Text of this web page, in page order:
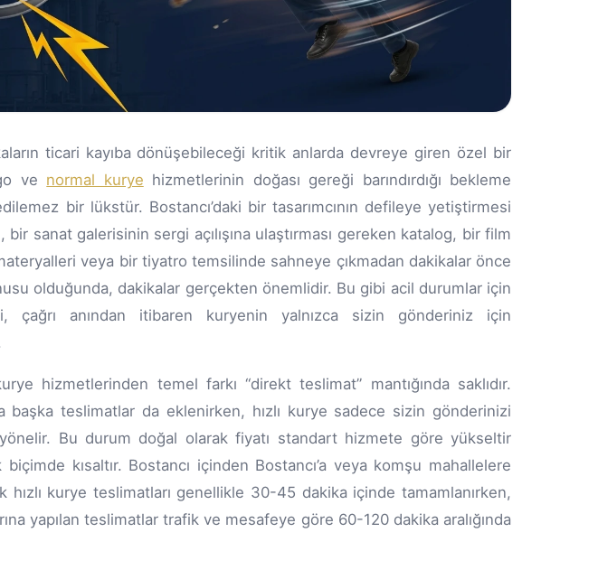
ticari kayıba dönüşebileceği kritik anlarda devreye giren özel bir
ve normal kurye hizmetlerinin doğası gereği barındırdığı bekleme
bir lükstür. Bostancı’daki bir tasarımcının defileye yetiştirmesi
sanat galerisinin sergi açılışına ulaştırması gereken katalog, bir film
veya bir tiyatro temsilinde sahneye çıkmadan dakikalar önce
olduğunda, dakikalar gerçekten önemlidir. Bu gibi acil durumlar için
çağrı anından itibaren kuryenin yalnızca sizin gönderiniz için
hizmetlerinden temel farkı “direkt teslimat” mantığında saklıdır.
başka teslimatlar da eklenirken, hızlı kurye sadece sizin gönderinizi
Bu durum doğal olarak fiyatı standart hizmete göre yükseltir
kısaltır. Bostancı içinden Bostancı’a veya komşu mahallelere
hızlı kurye teslimatları genellikle 30-45 dakika içinde tamamlanırken,
yapılan teslimatlar trafik ve mesafeye göre 60-120 dakika aralığında